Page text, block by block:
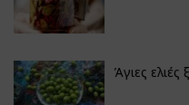
Άγιες ελιές